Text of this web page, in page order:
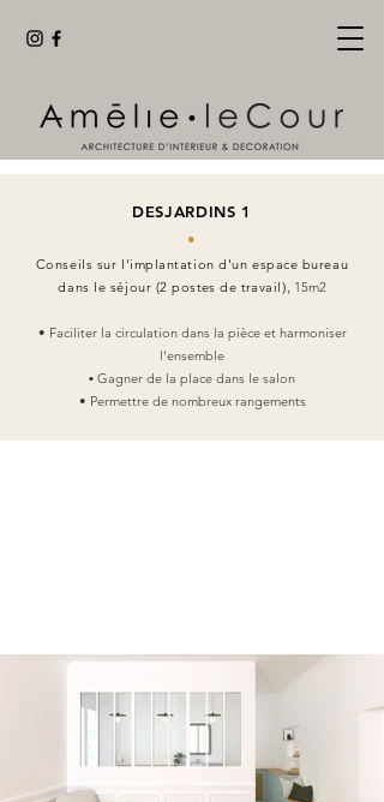
DESJARDINS 1
•
Conseils sur l'implantation d'un espace bureau
dans le séjour (2 postes de travail​), 15m2
• Faciliter la circulation dans la pièce et harmoniser
l'ensemble
• Gagner de la place dans le salon
• Permettre de nombreux rangements